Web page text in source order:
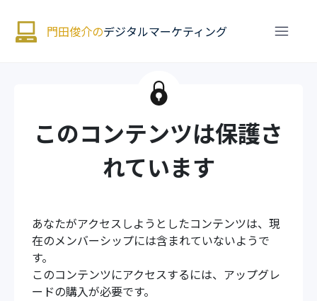
門田俊介のデジタルマーケティング
このコンテンツは保護さ
れています
あなたがアクセスしようとしたコンテンツは、現
在のメンバーシップには含まれていないようで
す。
このコンテンツにアクセスするには、アップグレ
ードの購入が必要です。